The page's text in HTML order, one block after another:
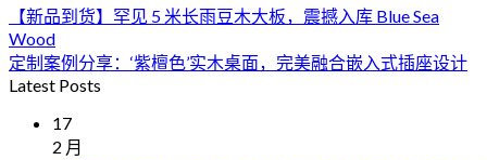
【新品到货】罕见 5 米长雨豆木大板，震撼入库 Blue Sea
Wood
定制案例分享：‘紫檀色’实木桌面，完美融合嵌入式插座设计
Latest Posts
17
2 月